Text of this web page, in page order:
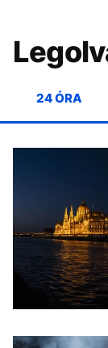
24 ÓRA